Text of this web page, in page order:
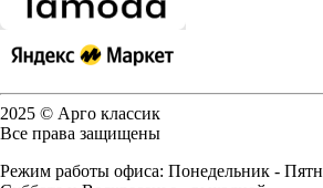
2025 © Арго классик
Все права защищены
Режим работы офиса: Понедельник -